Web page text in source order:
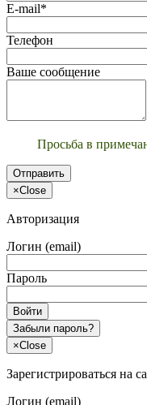
E-mail*
Телефон
Ваше сообщение
Просьба в
Отправить
×Close
Авторизация
Логин (email)
Пароль
Войти
Забыли пароль?
×Close
Зарегистрироваться на
Логин (email)